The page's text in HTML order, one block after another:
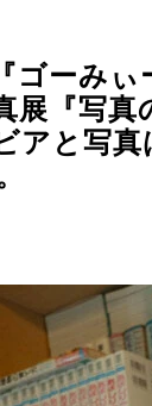
ゴーみぃ
展『写真
アと写真